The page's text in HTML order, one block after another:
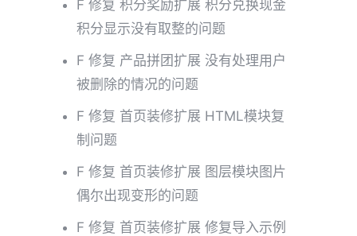
F 修复 积分奖励扩展 积分兑换现金
积分显示没有取整的问题
F 修复 产品拼团扩展 没有处理用户
被删除的情况的问题
F 修复 首页装修扩展 HTML模块复
制问题
F 修复 首页装修扩展 图层模块图片
偶尔出现变形的问题
F 修复 首页装修扩展 修复导入示例